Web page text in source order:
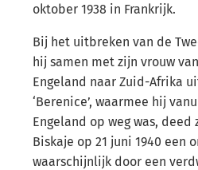
oktober 1938 in Frankrijk.
Bij het uitbreken van de
hij samen met zijn vrouw
Engeland naar Zuid-Afrika
‘Berenice’, waarmee hij
Engeland op weg was, deed
Biskaje op 21 juni 1940 een
waarschijnlijk door een